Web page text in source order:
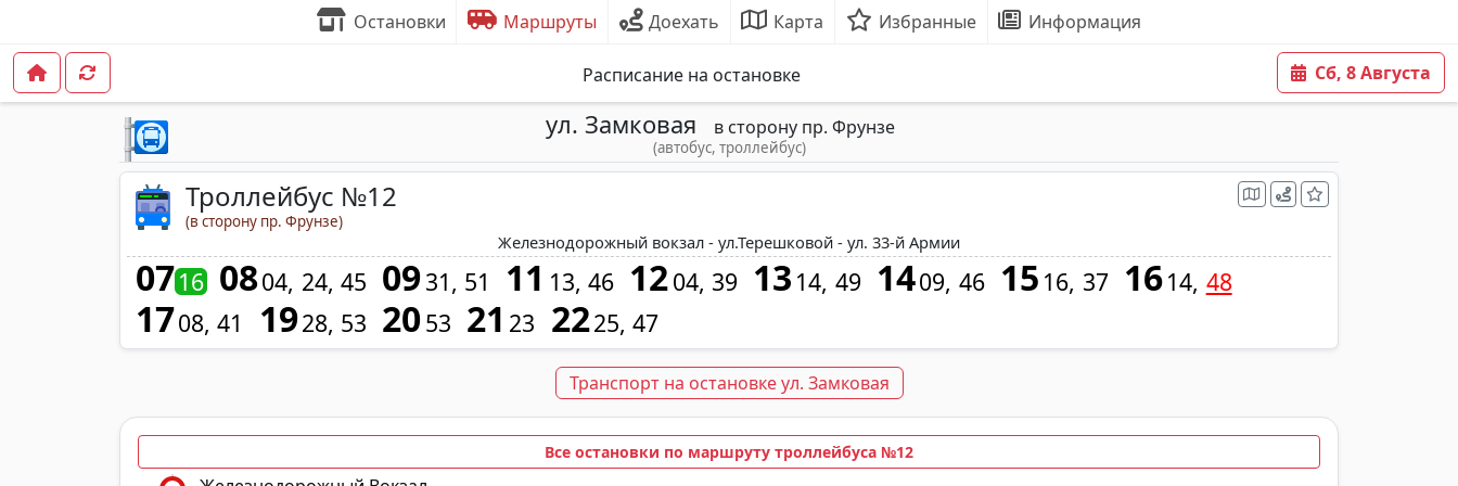
Остановки Маршруты Доехать Карта Избранные Информация
Расписание на остановке Сб, 8 Августа
ул. Замковая в сторону пр. Фрунзе
(автобус, троллейбус)
Троллейбус №12
(в сторону пр. Фрунзе)
Железнодорожный вокзал - ул.Терешковой - ул. 33-й Армии
0716 0804 24 45 0931 51 11 13 46 1204 39 13 14 49 1409 46 15 16 37 1614 48
1708 41 1928 53 2053 21 23 2225 47
Транспорт на остановке ул. Замковая
Все остановки по маршруту троллейбуса №12